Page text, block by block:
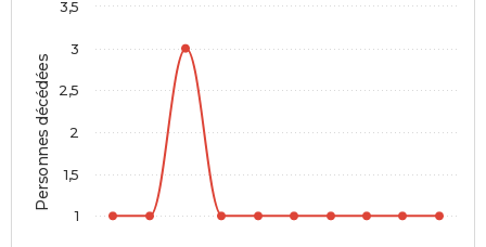
Personnes décédées
1
1,5
2
2,5
3
3,5